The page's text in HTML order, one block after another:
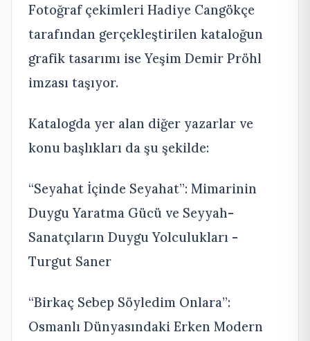
Fotoğraf çekimleri Hadiye Cangökçe
tarafından gerçekleştirilen kataloğun
grafik tasarımı ise Yeşim Demir Pröhl
imzası taşıyor.
Katalogda yer alan diğer yazarlar ve
konu başlıkları da şu şekilde:
“Seyahat İçinde Seyahat”: Mimarinin
Duygu Yaratma Gücü ve Seyyah-
Sanatçıların Duygu Yolculukları -
Turgut Saner
“Birkaç Sebep Söyledim Onlara”:
Osmanlı Dünyasındaki Erken Modern